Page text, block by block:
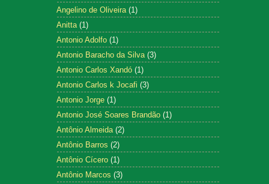
Angelino de Oliveira (1)
Anitta (1)
Antonio Adolfo (1)
Antonio Baracho da Silva (3)
Antonio Carlos Xandó (1)
Antonio Carlos k Jocafi (3)
Antonio Jorge (1)
Antonio José Soares Brandão (1)
Antônio Almeida (2)
Antônio Barros (2)
Antônio Cícero (1)
Antônio Marcos (3)